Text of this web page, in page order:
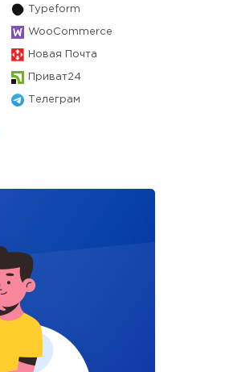
Typeform
WooCommerce
Новая Почта
Приват24
Телеграм